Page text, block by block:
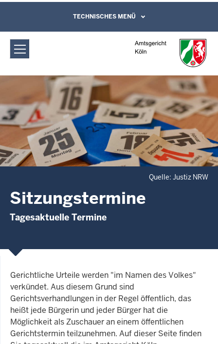
Amtsgericht Köln: Sitzungstermine
Direkt zum Inhalt
Leichte Sprache, Gebärdensprachenvideo
und Kontaktformular
TECHNISCHES MENÜ
Quelle: Justiz NRW
Sitzungstermine
Tagesaktuelle Termine
Gerichtliche Urteile werden "im Namen des Volkes"
verkündet. Aus diesem Grund sind
Gerichtsverhandlungen in der Regel öffentlich, das
heißt jede Bürgerin und jeder Bürger hat die
Möglichkeit als Zuschauer an einem öffentlichen
Gerichtstermin teilzunehmen. Auf dieser Seite finden